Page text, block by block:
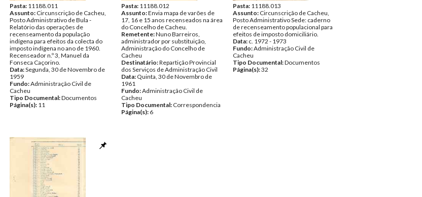
Pasta: 11188.011
Assunto: Circunscrição de Cacheu,
Posto Administrativo de Bula -
Relatório das operações de
recenseamento da população
indígena para efeitos da colecta do
imposto indígena no ano de 1960.
Recenseador n.º 3, Manuel da
Fonseca Caçorino.
Data:Segunda, 30 de Novembro de
1959
Fundo:Administração Civil de
Cacheu
Tipo Documental:Documentos
Página(s): 11
Pasta: 11188.012
Assunto:Envia mapa de varões de
17, 16 e 15 anos recenseados na área
do Concelho de Cacheu.
Remetente:Nuno Barreiros,
administrador por substituição,
Administração do Concelho de
Cacheu
Destinatário:Repartição Provincial
dos Serviços de Administração Civil
Data: Quinta, 30 de Novembro de
1961
Fundo:Administração Civil de
Cacheu
Tipo Documental: Correspondencia
Página(s): 6
Pasta: 11188.013
Assunto: Circunscrição de Cacheu,
Posto Administrativo Sede: caderno
de recenseamento populacional para
efeitos de imposto domiciliário.
Data: c. 1972 - 1973
Fundo:Administração Civil de
Cacheu
Tipo Documental:Documentos
Página(s):32